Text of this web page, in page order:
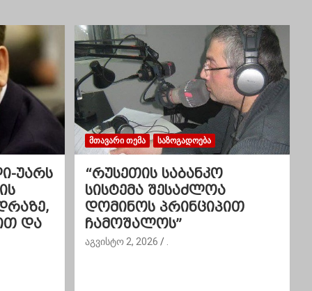
უარს
და
ᲛᲗᲐᲕᲐᲠᲘ ᲗᲔᲛᲐ ᲡᲐᲖᲝᲒᲐᲓᲝᲔᲑᲐ
“რუსეთის საბანკო
სისტემა შესაძლოა
დომინოს პრინციპით
ჩამოშალოს”
აგვისტო 2, 2026